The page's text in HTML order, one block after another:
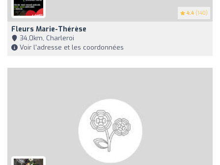
4.4 (140)
Fleurs Marie-Thérèse
34,0km, Charleroi
Voir l'adresse et les coordonnées